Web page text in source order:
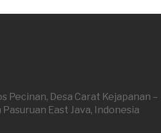
Pecinan, Desa Carat Kejapanan –
East Java, Indonesia